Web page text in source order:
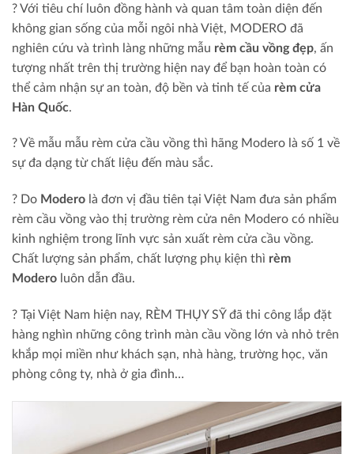
?Với tiêu chí luôn đồng hành và quan tâm toàn diện đến
không gian sống của mỗi ngôi nhà Việt, MODERO đã
nghiên cứu và trình làng những mẫu rèm cầu vồng đẹp, ấn
tượng nhất trên thị trường hiện nay để bạn hoàn toàn có
thể cảm nhận sự an toàn, độ bền và tinh tế của rèm cửa
Hàn Quốc.
? Về mẫu mẫu rèm cửa cầu vồng thì hãng Modero là số 1 về
sự đa dạng từ chất liệu đến màu sắc.
? Do Modero là đơn vị đầu tiên tại Việt Nam đưa sản phẩm
rèm cầu vồng vào thị trường rèm cửa nên Modero có nhiều
kinh nghiệm trong lĩnh vực sản xuất rèm cửa cầu vồng.
Chất lượng sản phẩm, chất lượng phụ kiện thì rèm
Modero luôn dẫn đầu.
? Tại Việt Nam hiện nay, RÈM THỤY SỸ đã thi công lắp đặt
hàng nghìn những công trình màn cầu vồng lớn và nhỏ trên
khắp mọi miền như khách sạn, nhà hàng, trường học, văn
phòng công ty, nhà ở gia đình…